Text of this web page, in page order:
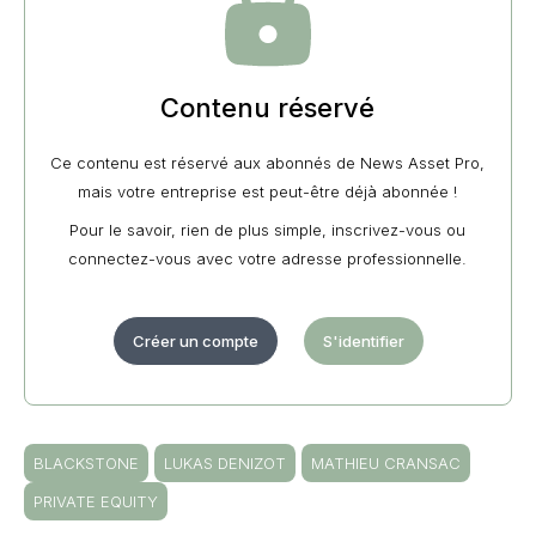
Contenu réservé
Ce contenu est réservé aux abonnés de News Asset Pro,
mais votre entreprise est peut-être déjà abonnée !
Pour le savoir, rien de plus simple, inscrivez-vous ou
connectez-vous avec votre adresse professionnelle.
Créer un compte S'identifier
BLACKSTONE LUKAS DENIZOT
MATHIEU CRANSAC
PRIVATE EQUITY